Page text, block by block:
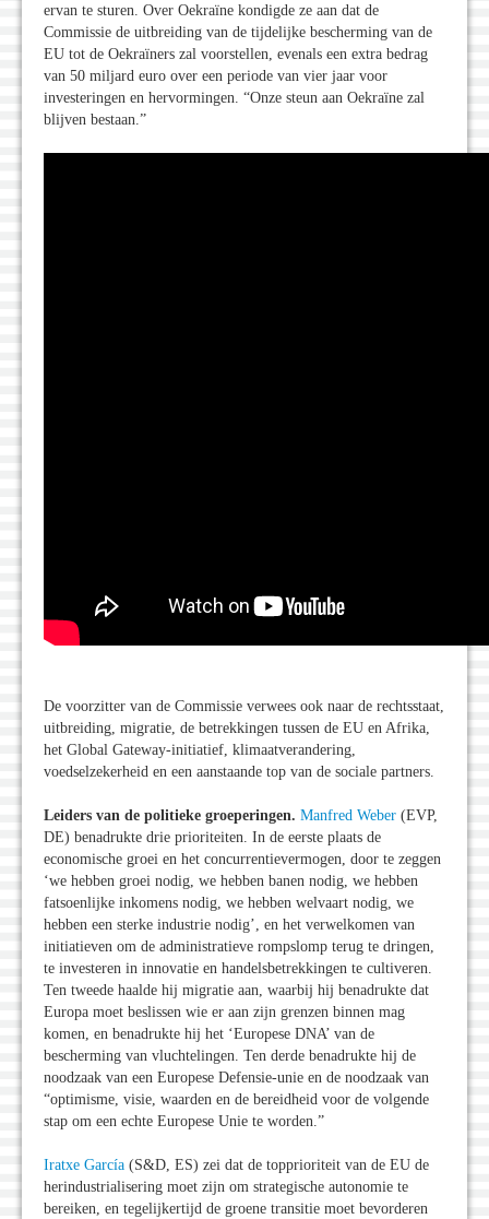
ervan te sturen. Over Oekraïne kondigde ze aan dat de
Commissie de uitbreiding van de tijdelijke bescherming van de
EU tot de Oekraïners zal voorstellen, evenals een extra bedrag
van 50 miljard euro over een periode van vier jaar voor
investeringen en hervormingen. “Onze steun aan Oekraïne zal
blijven bestaan.”
De voorzitter van de Commissie verwees ook naar de rechtsstaat,
uitbreiding, migratie, de betrekkingen tussen de EU en Afrika,
het Global Gateway-initiatief, klimaatverandering,
voedselzekerheid en een aanstaande top van de sociale partners.
Leiders van de politieke groeperingen. Manfred Weber (EVP,
DE) benadrukte drie prioriteiten. In de eerste plaats de
economische groei en het concurrentievermogen, door te zeggen
‘we hebben groei nodig, we hebben banen nodig, we hebben
fatsoenlijke inkomens nodig, we hebben welvaart nodig, we
hebben een sterke industrie nodig’, en het verwelkomen van
initiatieven om de administratieve rompslomp terug te dringen,
te investeren in innovatie en handelsbetrekkingen te cultiveren.
Ten tweede haalde hij migratie aan, waarbij hij benadrukte dat
Europa moet beslissen wie er aan zijn grenzen binnen mag
komen, en benadrukte hij het ‘Europese DNA’ van de
bescherming van vluchtelingen. Ten derde benadrukte hij de
noodzaak van een Europese Defensie-unie en de noodzaak van
“optimisme, visie, waarden en de bereidheid voor de volgende
stap om een echte Europese Unie te worden.”
Iratxe García (S&D, ES) zei dat de topprioriteit van de EU de
herindustrialisering moet zijn om strategische autonomie te
bereiken, en tegelijkertijd de groene transitie moet bevorderen